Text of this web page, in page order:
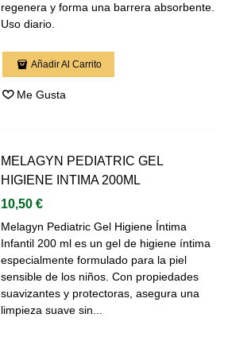
regenera y forma una barrera absorbente.
Uso diario.
Añadir Al Carrito
Me Gusta
MELAGYN PEDIATRIC GEL
HIGIENE INTIMA 200ML
10,50 €
Melagyn Pediatric Gel Higiene Íntima
Infantil 200 ml es un gel de higiene íntima
especialmente formulado para la piel
sensible de los niños. Con propiedades
suavizantes y protectoras, asegura una
limpieza suave sin...